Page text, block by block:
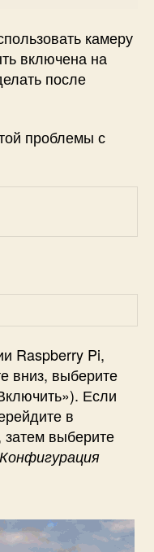
камеру
включена на
после
проблемы с
Raspberry Pi,
вниз, выберите
Если
в
затем выберите